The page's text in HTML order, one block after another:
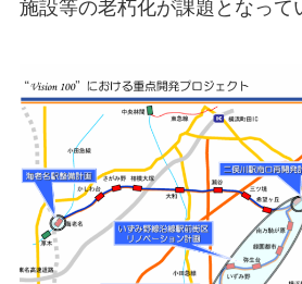
施設等の老朽化が課題となって